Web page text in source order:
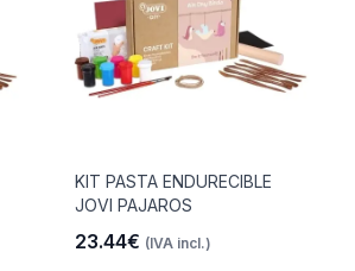
KIT PASTA ENDURECIBLE
JOVI PAJAROS
23.44€ (IVA incl.)